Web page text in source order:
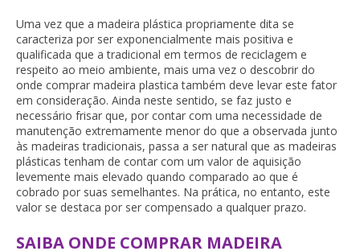
Uma vez que a madeira plástica propriamente dita se
caracteriza por ser exponencialmente mais positiva e
qualificada que a tradicional em termos de reciclagem e
respeito ao meio ambiente, mais uma vez o descobrir do
onde comprar madeira plastica também deve levar este fator
em consideração. Ainda neste sentido, se faz justo e
necessário frisar que, por contar com uma necessidade de
manutenção extremamente menor do que a observada junto
às madeiras tradicionais, passa a ser natural que as madeiras
plásticas tenham de contar com um valor de aquisição
levemente mais elevado quando comparado ao que é
cobrado por suas semelhantes. Na prática, no entanto, este
valor se destaca por ser compensado a qualquer prazo.
SAIBA ONDE COMPRAR MADEIRA